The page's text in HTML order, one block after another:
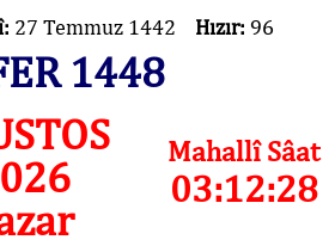
27 Temmuz 1442 Hızır: 96
1448
Mahallî Sâat
03:12:28